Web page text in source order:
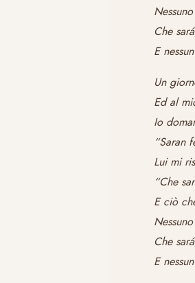
Che
E
Un
Ed al
Io
“Saran
Lui mi
“Che
E ciò
Che
E